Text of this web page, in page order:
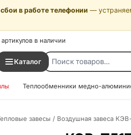
в работе телефонии —
в наличии
Каталог
Теплообменники медно-
завесы / Воздушная завеса